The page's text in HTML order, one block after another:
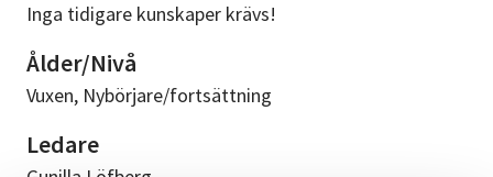
Inga tidigare kunskaper krävs!
Ålder/Nivå
Vuxen, Nybörjare/fortsättning
Ledare